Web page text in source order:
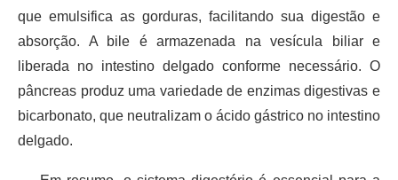
que emulsifica as gorduras, facilitando sua digestão e
absorção. A bile é armazenada na vesícula biliar e
liberada no intestino delgado conforme necessário. O
pâncreas produz uma variedade de enzimas digestivas e
bicarbonato, que neutralizam o ácido gástrico no intestino
delgado.